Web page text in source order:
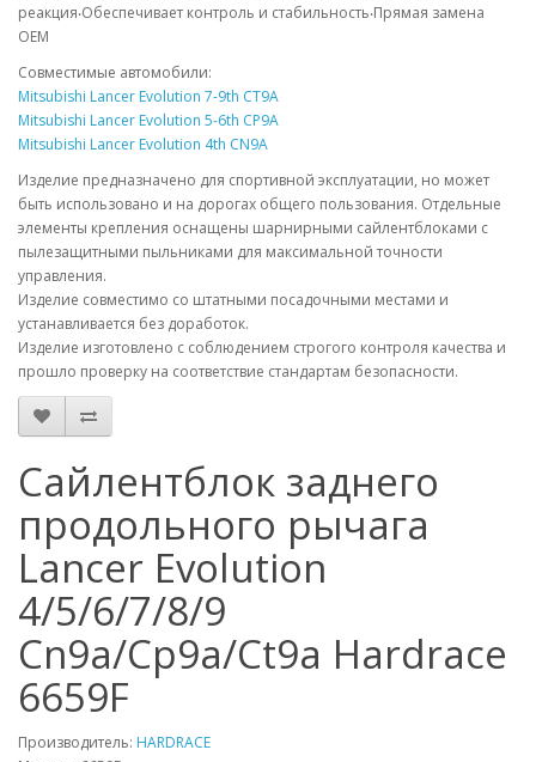
реакция‧Обеспечивает контроль и стабильность‧Прямая замена
OEM
Совместимые автомобили:
Mitsubishi Lancer Evolution 7-9th CT9A
Mitsubishi Lancer Evolution 5-6th CP9A
Mitsubishi Lancer Evolution 4th CN9A
Изделие предназначено для спортивной эксплуатации, но может
быть использовано и на дорогах общего пользования. Отдельные
элементы крепления оснащены шарнирными сайлентблоками с
пылезащитными пыльниками для максимальной точности
управления.
Изделие совместимо со штатными посадочными местами и
устанавливается без доработок.
Изделие изготовлено с соблюдением строгого контроля качества и
прошло проверку на соответствие стандартам безопасности.
Сайлентблок заднего
продольного рычага
Lancer Evolution
4/5/6/7/8/9
Cn9a/Cp9a/Ct9a Hardrace
6659F
Производитель: HARDRACE